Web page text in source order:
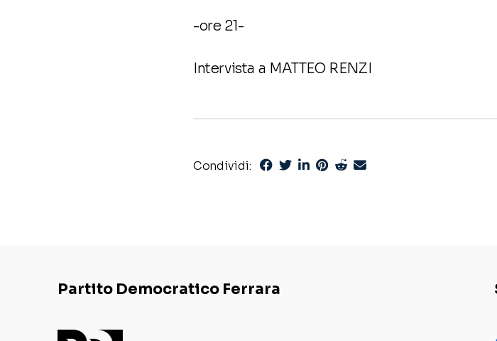
-ore 21-
Intervista a MATTEO RENZI
Condividi:
Partito Democratico Ferrara